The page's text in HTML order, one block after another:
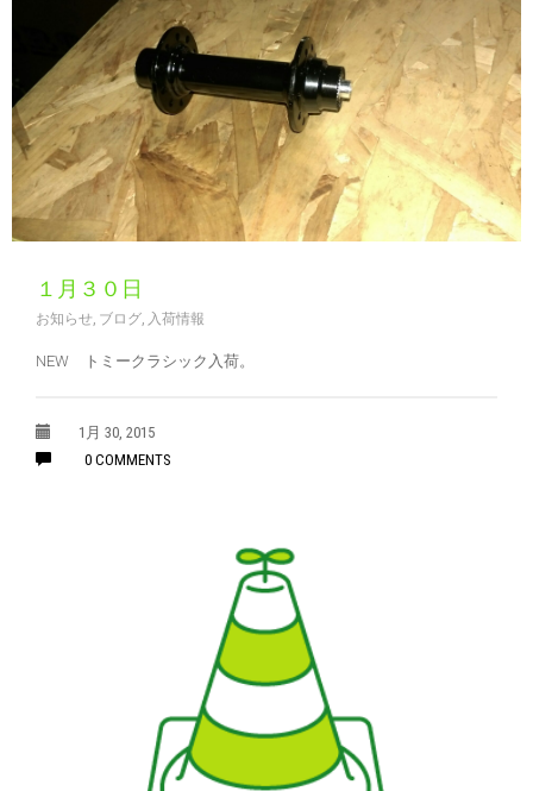
１月３０日
お知らせ ブログ 入荷情報
NEW トミークラシック入荷。
1月 30, 2015
0 COMMENTS